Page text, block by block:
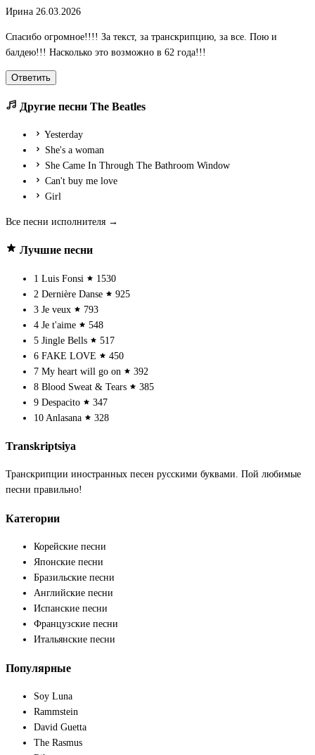
Ирина 26.03.2026
Спасибо огромное!!!! За текст, за транскрипцию, за все. Пою и
балдею!!! Насколько это возможно в 62 года!!!
Ответить
Другие песни The Beatles
Yesterday
She's a woman
She Came In Through The Bathroom Window
Can't buy me love
Girl
Все песни исполнителя →
Лучшие песни
1 Luis Fonsi
1530
2 Dernière Danse
925
3 Je veux
793
4 Je t'aime
548
5 Jingle Bells
517
6 FAKE LOVE
450
7 My heart will go on
392
8 Blood Sweat & Tears
385
9 Despacito
347
10 Anlasana 328
Transkriptsiya
Транскрипции иностранных песен русскими буквами. Пой любимые
песни правильно!
Категории
Корейские песни
Японские песни
Бразильские песни
Английские песни
Испанские песни
Французские песни
Итальянские песни
Популярные
Soy Luna
Rammstein
David Guetta
The Rasmus